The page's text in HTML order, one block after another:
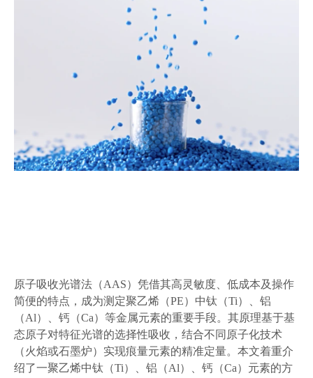
原子吸收光谱法（AAS）凭借其高灵敏度、低成本及操作
简便的特点，成为测定聚乙烯（PE）中钛（Ti）、铝
（Al）、钙（Ca）等金属元素的重要手段。其原理基于基
态原子对特征光谱的选择性吸收，结合不同原子化技术
（火焰或石墨炉）实现痕量元素的精准定量。本文着重介
绍了一聚乙烯中钛（Ti）、铝（Al）、钙（Ca）元素的方